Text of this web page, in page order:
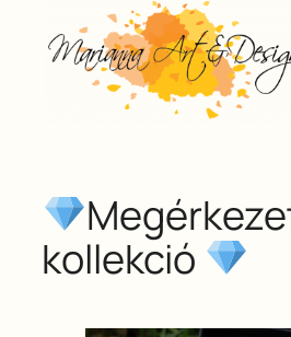
tartalomhoz
kollekció